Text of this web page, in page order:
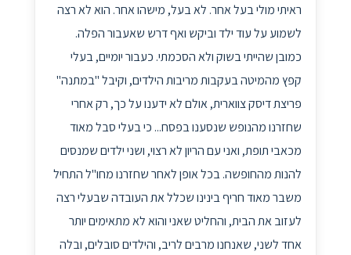
ראיתי מולי בעל אחר. לא בעל, מישהו אחר. הוא לא רצה
לשמוע על עוד ילד וביקש ואף דרש שאעבור הפלה.
כמובן שהייתי בשוק ולא הסכמתי. כעבור יומיים, בעלי
קפץ מהמיטה בעקבות מריבות הילדים, וקיבל "במתנה"
פריצת דיסק צווארית, אולם לא ידענו על כך, רק אחרי
שחזרנו מהנופש שנסענו בפסח... כי בעלי סבל מאוד
מכאבי תופת, ואני עם הריון לא רצוי, ושני ילדים שמנסים
להנות מהחופשה. בכל אופן לאחר שחזרנו מחו"ל התחיל
משבר מאוד חריף בינינו שכלל את העובדה שבעלי רצה
לעזוב את הבית, והחליט שאני והוא לא מתאימים יותר
אחד לשני, שאנחנו מרבים לריב, והילדים סובלים, ובלה